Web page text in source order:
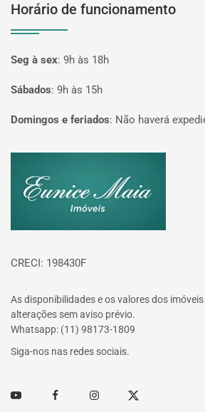
Horário de funcionamento
Seg à sex: 9h às 18h
Sábados: 9h às 15h
Domingos e feriados: Não haverá
CRECI: 198430F
As disponibilidades e os valores dos
alterações sem aviso prévio.
Whatsapp: (11) 98173-1809
Siga-nos nas redes sociais.
Youtube FacebookInstagramTwitter